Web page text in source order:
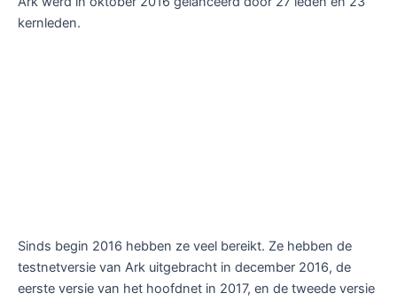
kernleden.
Sinds begin 2016 hebben ze veel bereikt. Ze hebben de
testnetversie van Ark uitgebracht in december 2016, de
eerste versie van het hoofdnet in 2017, en de tweede versie